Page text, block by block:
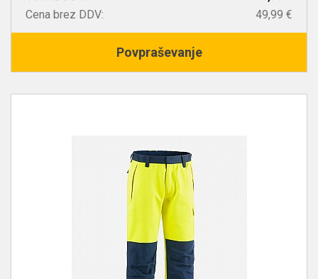
Cena brez DDV:
49,99 €
Povpraševanje